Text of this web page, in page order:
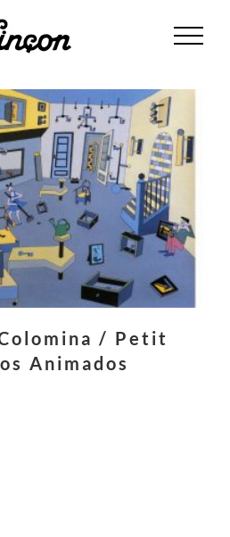
/ Petit
Animados